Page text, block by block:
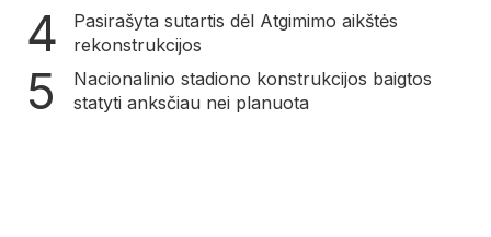
Pasirašyta sutartis dėl Atgimimo aikštės
rekonstrukcijos
Nacionalinio stadiono konstrukcijos baigtos
statyti anksčiau nei planuota